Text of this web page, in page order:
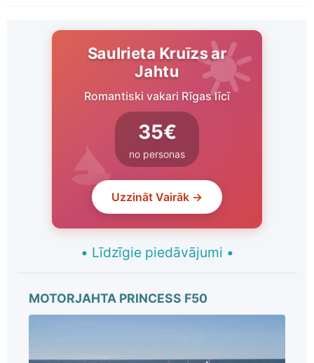
Saulrieta Kruīzs ar
Jahtu
Romantiski vakari Rīgas līcī
35€
no personas
Uzzināt Vairāk →
• Līdzīgie piedāvājumi •
MOTORJAHTA PRINCESS F50